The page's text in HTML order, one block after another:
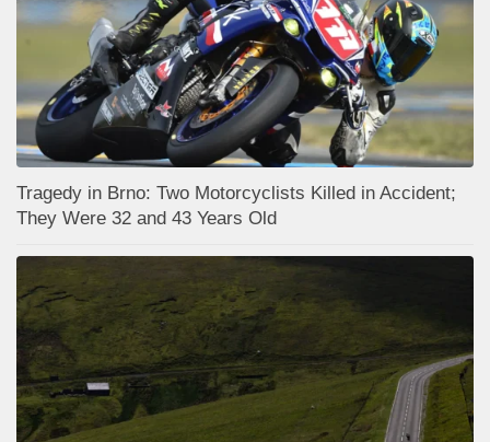
Tragedy in Brno: Two Motorcyclists Killed in Accident;
They Were 32 and 43 Years Old